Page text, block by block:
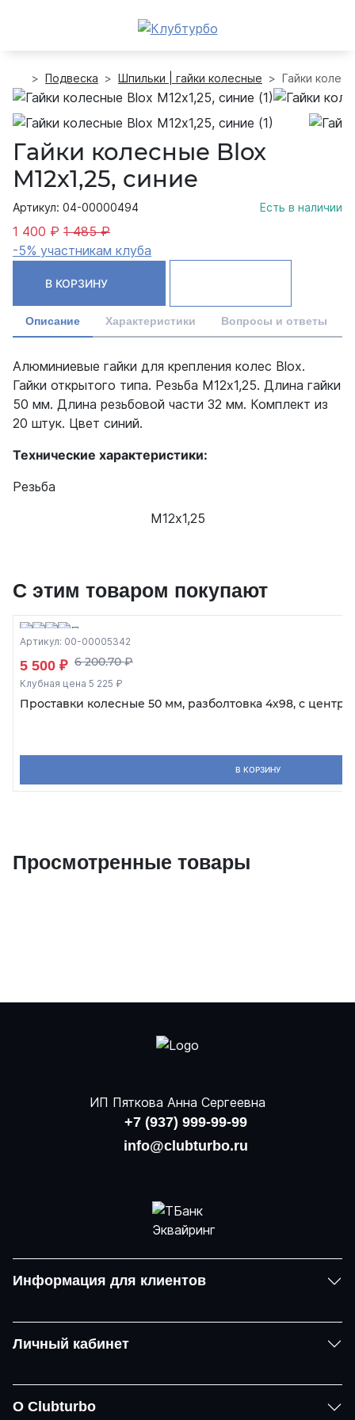
Подвеска Шпильки | гайки колесные Гайки
Гайки колесные Blox
М12х1,25, синие
Артикул: 04-00000494 Есть в наличии
1 400 ₽ 1 485 ₽
-5% участникам клуба
В КОРЗИНУ
Описание Характеристики Вопросы и ответы
Алюминиевые гайки для крепления колес Blox.
Гайки открытого типа. Резьба М12х1,25. Длина гайки
50 мм. Длина резьбовой части 32 мм. Комплект из
20 штук. Цвет синий.
Технические характеристики:
Резьба
М12х1,25
С этим товаром покупают
Артикул: 00-00005342
5 500 ₽ 6 200.70 ₽
Клубная цена 5 225 ₽
Проставки колесные 50 мм, разболтовка 4х98, с
В КОРЗИНУ
Просмотренные товары
ИП Пяткова Анна Сергеевна
+7 (937) 999-99-99
info@clubturbo.ru
Информация для клиентов
Личный кабинет
О Clubturbo